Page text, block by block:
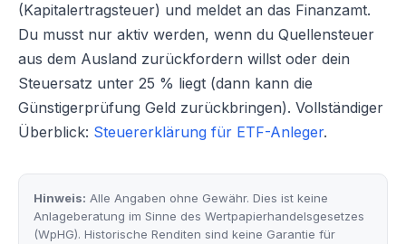
(Kapitalertragsteuer) und meldet an das Finanzamt.
Du musst nur aktiv werden, wenn du Quellensteuer
aus dem Ausland zurückfordern willst oder dein
Steuersatz unter 25 % liegt (dann kann die
Günstigerprüfung Geld zurückbringen). Vollständiger
Überblick: Steuererklärung für ETF-Anleger.
Hinweis: Alle Angaben ohne Gewähr. Dies ist keine
Anlageberatung im Sinne des Wertpapierhandelsgesetzes
(WpHG). Historische Renditen sind keine Garantie für